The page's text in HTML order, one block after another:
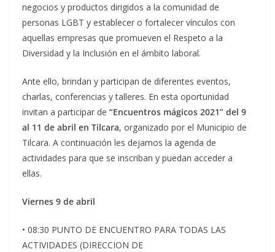
negocios y productos dirigidos a la comunidad de
personas LGBT y establecer o fortalecer vínculos con
aquellas empresas que promueven el Respeto a la
Diversidad y la Inclusión en el ámbito laboral.
Ante ello, brindan y participan de diferentes eventos,
charlas, conferencias y talleres. En esta oportunidad
invitan a participar de “Encuentros mágicos 2021” del 9
al 11 de abril en Tilcara, organizado por el Municipio de
Tilcara. A continuación les dejamos la agenda de
actividades para que se inscriban y puedan acceder a
ellas.
Viernes 9 de abril
• 08:30 PUNTO DE ENCUENTRO PARA TODAS LAS
ACTIVIDADES (DIRECCION DE